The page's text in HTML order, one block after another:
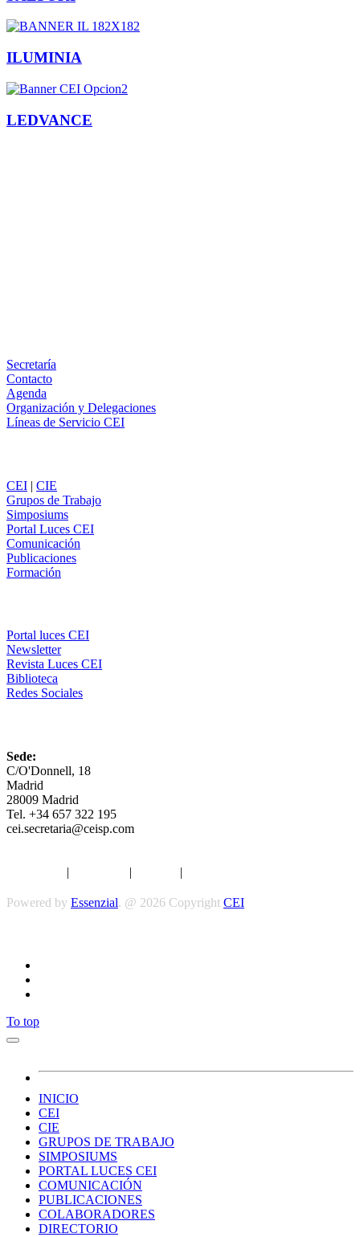
ILUMINIA
LEDVANCE
Secretaría
Contacto
Agenda
Organización y Delegaciones
Líneas de Servicio CEI
CEI | CIE
Grupos de Trabajo
Simposiums
Portal Luces CEI
Comunicación
Publicaciones
Formación
Portal luces CEI
Newsletter
Revista Luces CEI
Biblioteca
Redes Sociales
Sede:
C/O'Donnell, 18
Madrid
28009 Madrid
Tel. +34 657 322 195
cei.secretaria@ceisp.com
| | |
Powered by Essenzial. @ 2026 Copyright CEI
To top
INICIO
CEI
CIE
GRUPOS DE TRABAJO
SIMPOSIUMS
PORTAL LUCES CEI
COMUNICACIÓN
PUBLICACIONES
COLABORADORES
DIRECTORIO